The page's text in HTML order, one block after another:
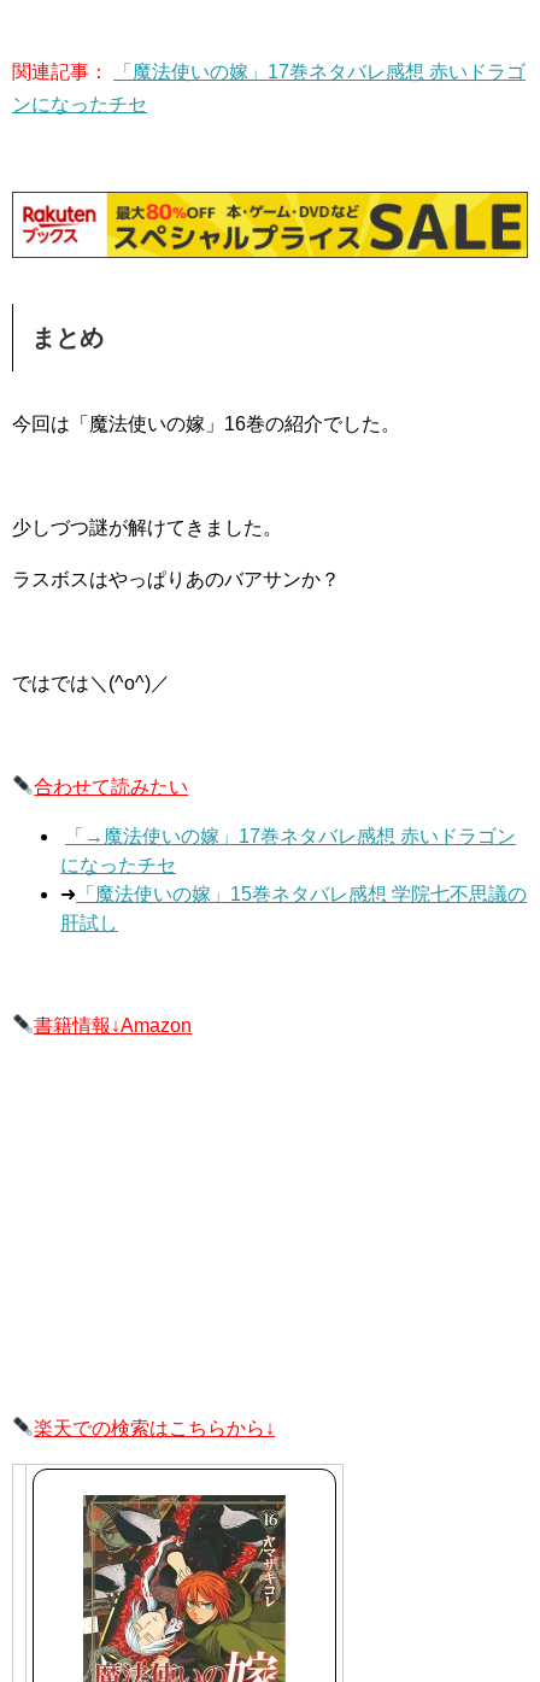
関連記事：
「魔法使いの嫁」17巻ネタバレ感想 赤いドラゴ
ンになったチセ
まとめ
今回は「魔法使いの嫁」16巻の紹介でした。
少しづつ謎が解けてきました。
ラスボスはやっぱりあのバアサンか？
ではでは＼(^o^)／
合わせて読みたい
「→魔法使いの嫁」17巻ネタバレ感想 赤いドラゴン
になったチセ
➜ 「魔法使いの嫁」15巻ネタバレ感想 学院七不思議の
肝試し
書籍情報↓Amazon
楽天での検索はこちらから↓